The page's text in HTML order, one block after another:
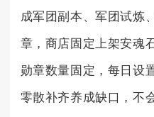
成军团副本、军团试炼
章，商店固定上架安魂
勋章数量固定，每日设
零散补齐养成缺口，不